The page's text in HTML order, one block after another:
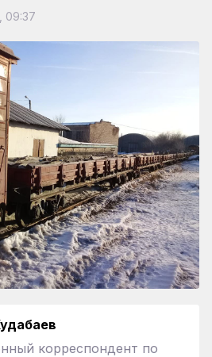
09:37
корреспондент по